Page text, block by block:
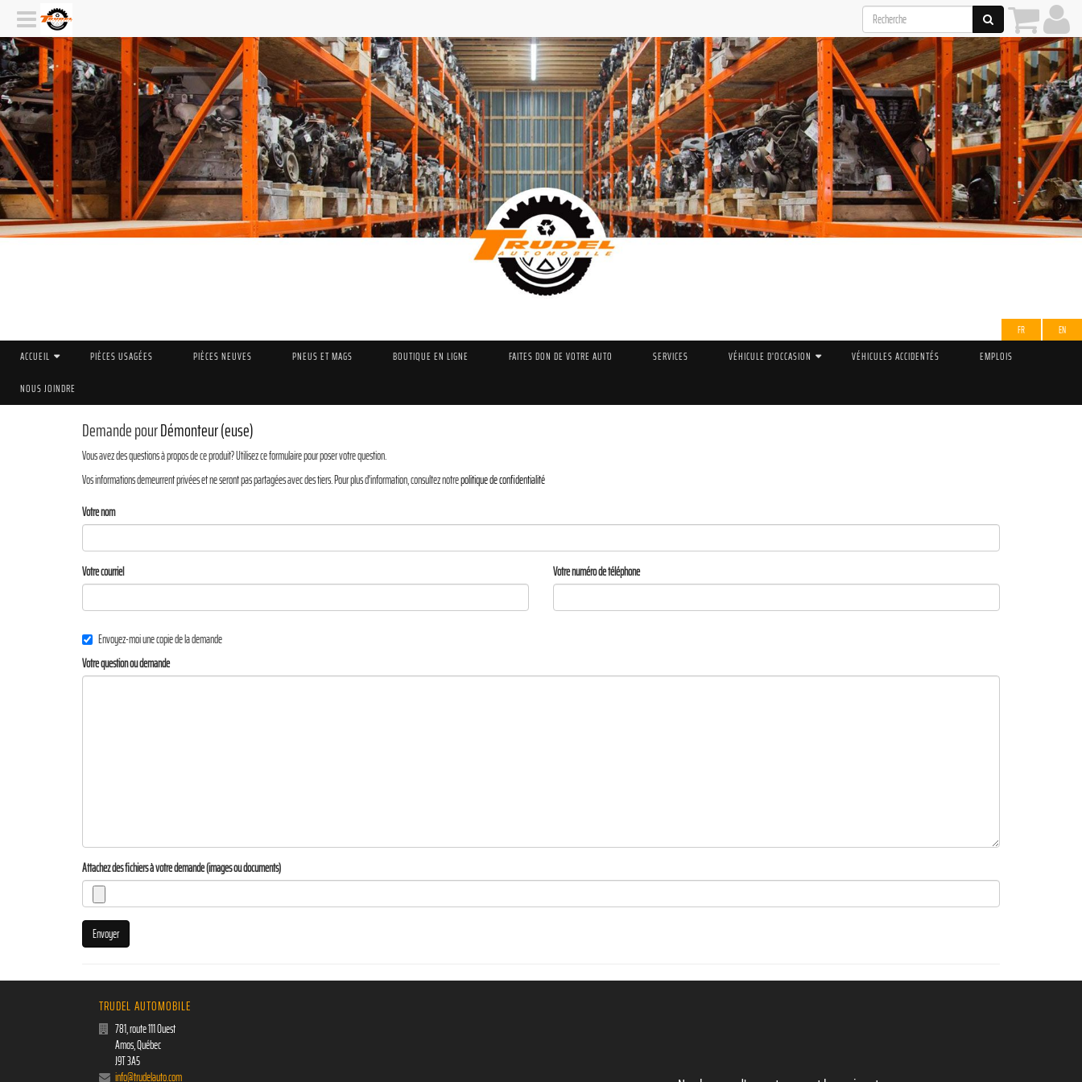
FR EN
ACCUEIL PIÈCES USAGÉES PIÈCES NEUVES PNEUS ET MAGS BOUTIQUE EN LIGNE FAITES DON DE VOTRE AUTO SERVICES VÉHICULE D'OCCASION VÉHICULES ACCIDENTÉS
EMPLOIS
NOUS JOINDRE
Demande pourDémonteur (euse)
Vous avez des questions à propos de ce produit? Utilisez ce formulaire pour poser votre question.
Vos informations demeurrent privées et ne seront pas partagées avec des tiers. Pour plus d'information, consultez notrepolitique de confidentialité
Votre nom
Votre courriel Votre numéro de téléphone
Envoyez-moi une copie de la demande
Votre question ou demande
Attachez des fichiers à votre demande (images ou documents)
Envoyer
TRUDEL AUTOMOBILE
781, route 111 Ouest
Amos,Québec
J9T 3A5
info@trudelauto.com